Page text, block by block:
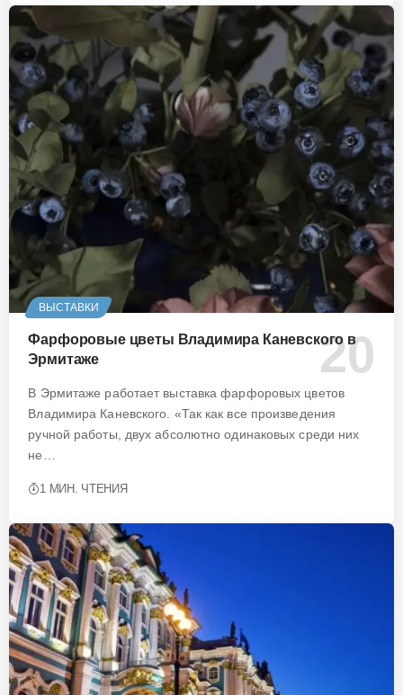
ВЫСТАВКИ
Фарфоровые цветы Владимира Каневского в
Эрмитаже
В Эрмитаже работает выставка фарфоровых цветов
Владимира Каневского. «Так как все произведения
ручной работы, двух абсолютно одинаковых среди них
не…
1 МИН. ЧТЕНИЯ